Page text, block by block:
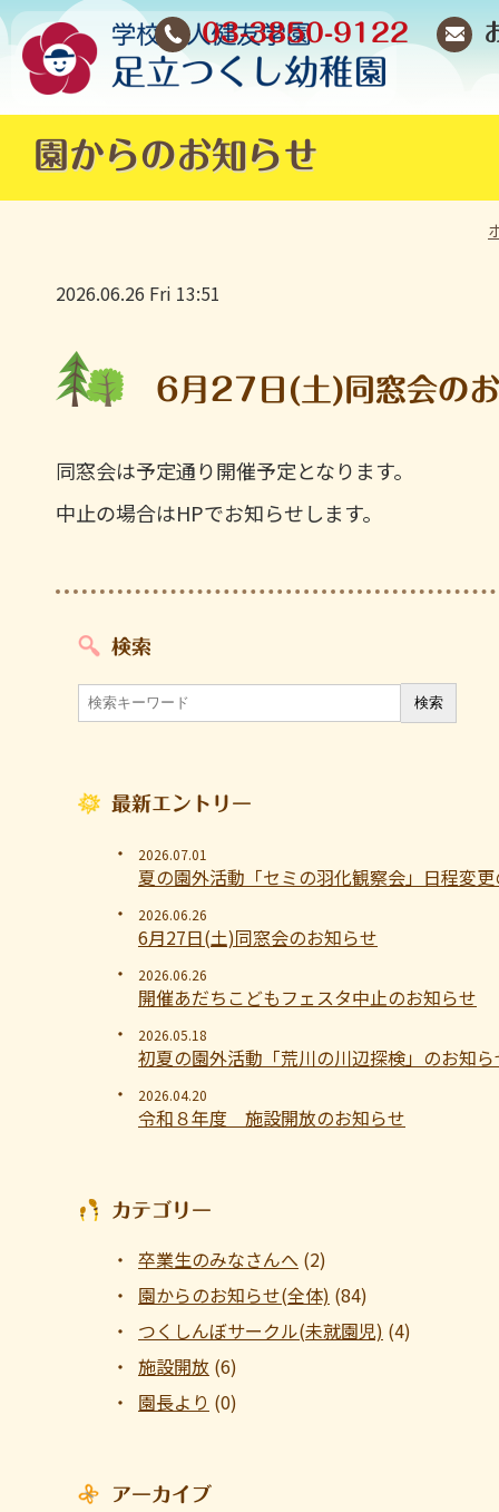
03-3850-9122
園からのお知らせ
2026.06.26 Fri 13:51
6月27日(土)同窓会の
同窓会は予定通り開催予定となります。
中止の場合はHPでお知らせします。
検索
最新エントリー
2026.07.01
夏の園外活動「セミの羽化観察会」日程変
2026.06.26
6月27日(土)同窓会のお知らせ
2026.06.26
開催あだちこどもフェスタ中止のお知らせ
2026.05.18
初夏の園外活動「荒川の川辺探検」のお知
2026.04.20
令和８年度 施設開放のお知らせ
カテゴリー
卒業生のみなさんへ (2)
園からのお知らせ(全体) (84)
つくしんぼサークル(未就園児) (4)
施設開放 (6)
園長より (0)
アーカイブ